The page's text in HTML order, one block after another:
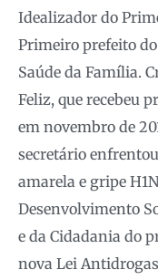
Idealizador do
Primeiro prefeito
Saúde da Família.
Feliz, que recebeu
em novembro de
secretário
amarela e gripe
Desenvolvimento
e da Cidadania do
nova Lei